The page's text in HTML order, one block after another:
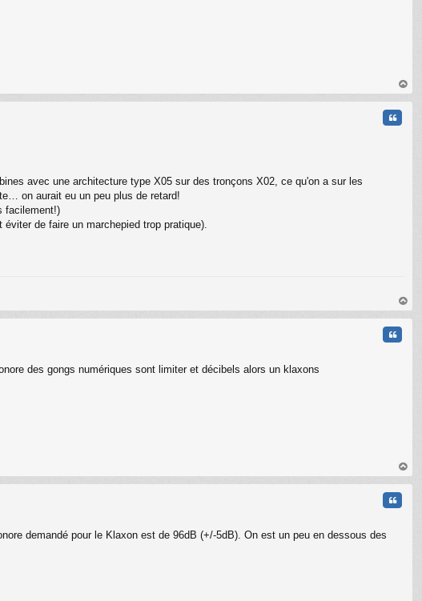
au
avec une architecture type X05 sur des tronçons X02, ce qu'on a sur les
on aurait eu un peu plus de retard!
facilement!)
de faire un marchepied trop pratique).
au
des gongs numériques sont limiter et décibels alors un klaxons
au
demandé pour le Klaxon est de 96dB (+/-5dB). On est un peu en dessous des